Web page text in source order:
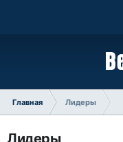
Главная Лидеры
Лидеры